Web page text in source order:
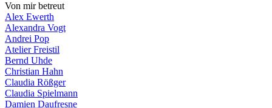
Von mir betreut
Alex Ewerth
Alexandra Vogt
Andrei Pop
Atelier Freistil
Bernd Uhde
Christian Hahn
Claudia Rößger
Claudia Spielmann
Damien Daufresne